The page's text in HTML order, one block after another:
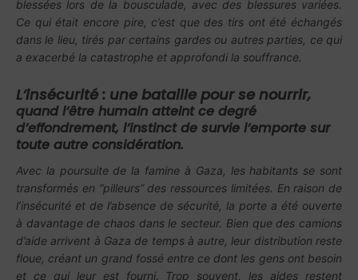
blessées lors de la bousculade, avec des blessures variées.
Ce qui était encore pire, c’est que des tirs ont été échangés
dans le lieu, tirés par certains gardes ou autres parties, ce qui
a exacerbé la catastrophe et approfondi la souffrance.
L’insécurité : une bataille pour se nourrir,
quand l’être humain atteint ce degré
d’effondrement, l’instinct de survie l’emporte sur
toute autre considération.
Avec la poursuite de la famine à Gaza, les habitants se sont
transformés en “pilleurs” des ressources limitées. En raison de
l’insécurité et de l’absence de sécurité, la porte a été ouverte
à davantage de chaos dans le secteur. Bien que des camions
d’aide arrivent à Gaza de temps à autre, leur distribution reste
floue, créant un grand fossé entre ce dont les gens ont besoin
et ce qui leur est fourni. Trop souvent, les aides restent